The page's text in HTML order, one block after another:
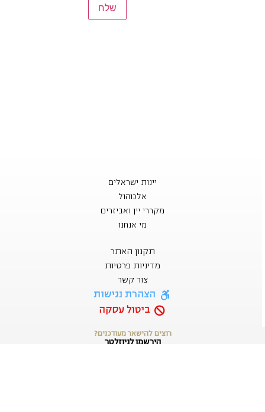
יינות ישראלים
אלכוהול
מקררי יין ואביזרים
מי אנחנו
תקנון האתר
מדיניות פרטיות
צור קשר
הצהרת נגישות
ביטול עסקה
רוצים להישאר מעודכנים?
הירשמו לניוזלטר